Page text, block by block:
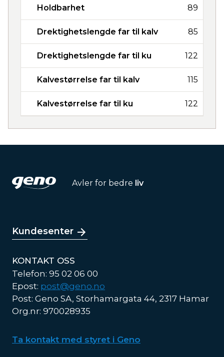
Holdbarhet 89
Drektighetslengde far til kalv 85
Drektighetslengde far til ku 122
Kalvestørrelse far til kalv 115
Kalvestørrelse far til ku 122
Avler for bedre liv
Kundesenter
KONTAKT OSS
Telefon: 95 02 06 00
Epost: post@geno.no
Post: Geno SA, Storhamargata 44, 2317 Hamar
Org.nr: 970028935
Ta kontakt med styret i Geno